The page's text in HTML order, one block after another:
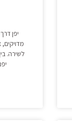
יפן
מדויקים,
לשירה.